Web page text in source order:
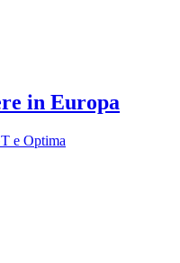
in Europa
e Optima